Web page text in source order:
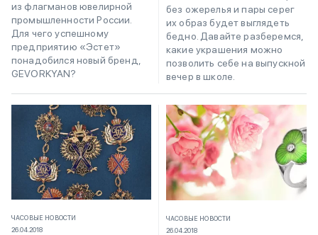
из флагманов ювелирной
промышленности России.
Для чего успешному
предприятию «Эстет»
понадобился новый бренд,
GEVORKYAN?
без ожерелья и пары серег
их образ будет выглядеть
бедно. Давайте разберемся,
какие украшения можно
позволить себе на выпускной
вечер в школе.
ЧАСОВЫЕ НОВОСТИ
26.04.2018
ЧАСОВЫЕ НОВОСТИ
26.04.2018